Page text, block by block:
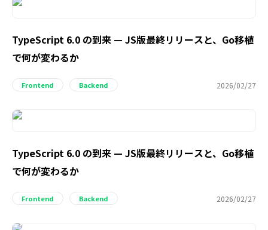
TypeScript 6.0 の到来 — JS版最終リリースと、Go移植
で何が変わるか
Frontend Backend 2026/02/27
TypeScript 6.0 の到来 — JS版最終リリースと、Go移植
で何が変わるか
Frontend Backend 2026/02/27